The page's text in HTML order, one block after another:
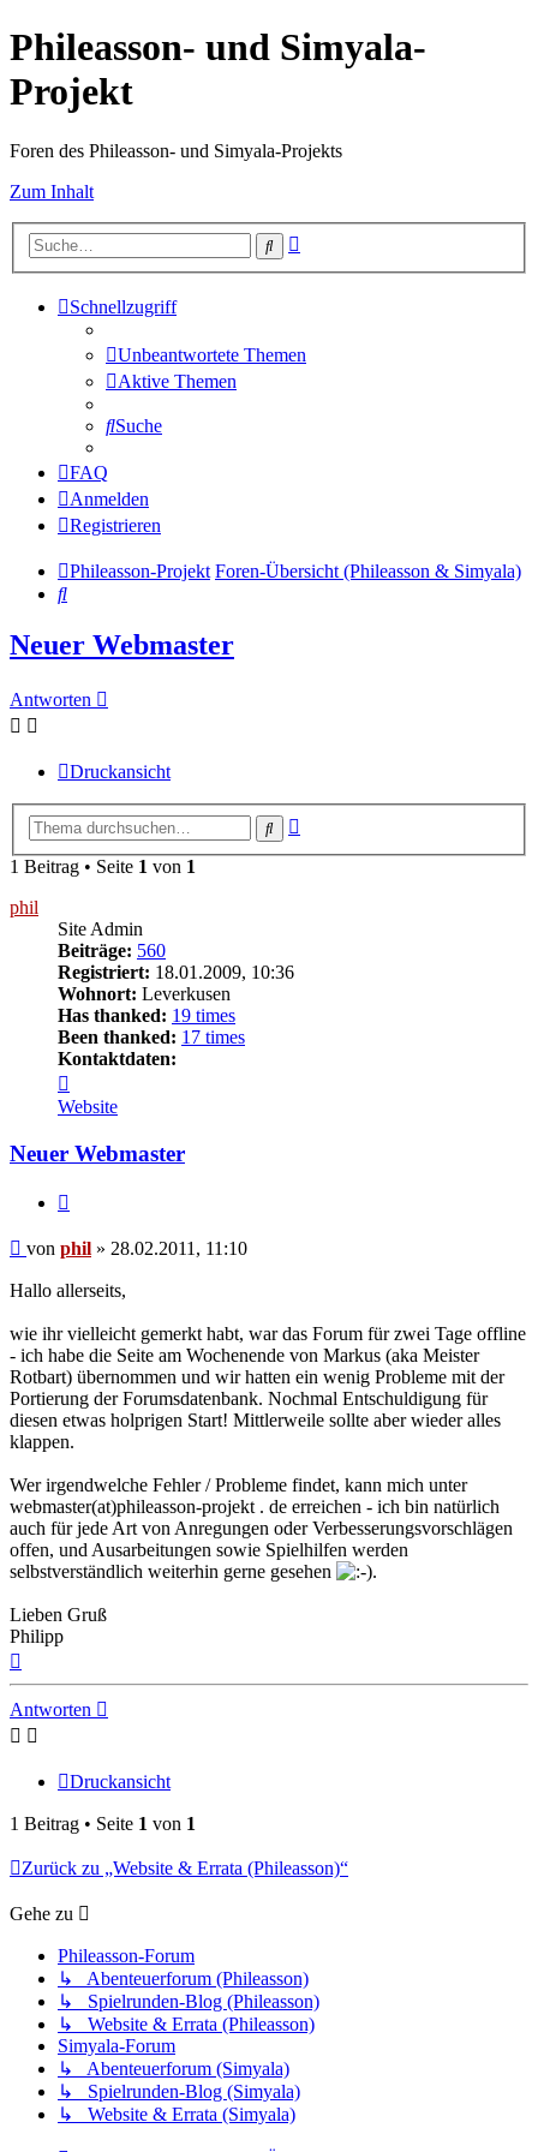
Phileasson- und Simyala-
Projekt
Foren des Phileasson- und Simyala-Projekts
Zum Inhalt
Suche
Schnellzugriff
Unbeantwortete Themen
Aktive Themen
Suche
FAQ
Anmelden
Registrieren
Phileasson-Projekt Foren-Übersicht (Phileasson & Simyala)
Suche
Neuer Webmaster
Antworten
Druckansicht
Suche
1 Beitrag • Seite 1 von 1
phil
Site Admin
Beiträge: 560
Registriert: 18.01.2009, 10:36
Wohnort: Leverkusen
Has thanked: 19 times
Been thanked: 17 times
Kontaktdaten:
von
phil
Website
Neuer Webmaster
Beitrag
von phil » 28.02.2011, 11:10
Hallo allerseits,
wie ihr vielleicht gemerkt habt, war das Forum für zwei Tage offline
- ich habe die Seite am Wochenende von Markus (aka Meister
Rotbart) übernommen und wir hatten ein wenig Probleme mit der
Portierung der Forumsdatenbank. Nochmal Entschuldigung für
diesen etwas holprigen Start! Mittlerweile sollte aber wieder alles
klappen.
Wer irgendwelche Fehler / Probleme findet, kann mich unter
webmaster(at)phileasson-projekt . de erreichen - ich bin natürlich
auch für jede Art von Anregungen oder Verbesserungsvorschlägen
offen, und Ausarbeitungen sowie Spielhilfen werden
selbstverständlich weiterhin gerne gesehen
.
Lieben Gruß
Philipp
Antworten
Druckansicht
1 Beitrag • Seite 1 von 1
Zurück zu „Website & Errata (Phileasson)“
Gehe zu
Phileasson-Forum
↳ Abenteuerforum (Phileasson)
↳ Spielrunden-Blog (Phileasson)
↳ Website & Errata (Phileasson)
Simyala-Forum
↳ Abenteuerforum (Simyala)
↳ Spielrunden-Blog (Simyala)
↳ Website & Errata (Simyala)